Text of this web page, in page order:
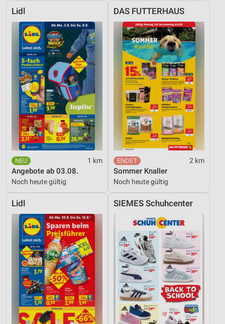
Lidl
1 km
Angebote ab 03.08.
Noch heute gültig
DAS FUTTERHAUS
2 km
Sommer Knaller
Noch heute gültig
Lidl SIEMES Schuhcenter